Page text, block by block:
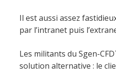
Il est aussi assez
par l’intranet puis
Les militants du Sgen-
solution alternative : le